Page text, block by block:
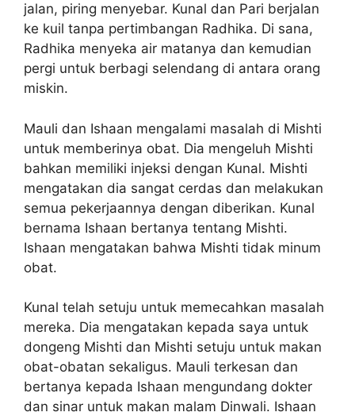
jalan, piring menyebar. Kunal dan Pari berjalan
ke kuil tanpa pertimbangan Radhika. Di sana,
Radhika menyeka air matanya dan kemudian
pergi untuk berbagi selendang di antara orang
miskin.
Mauli dan Ishaan mengalami masalah di Mishti
untuk memberinya obat. Dia mengeluh Mishti
bahkan memiliki injeksi dengan Kunal. Mishti
mengatakan dia sangat cerdas dan melakukan
semua pekerjaannya dengan diberikan. Kunal
bernama Ishaan bertanya tentang Mishti.
Ishaan mengatakan bahwa Mishti tidak minum
obat.
Kunal telah setuju untuk memecahkan masalah
mereka. Dia mengatakan kepada saya untuk
dongeng Mishti dan Mishti setuju untuk makan
obat-obatan sekaligus. Mauli terkesan dan
bertanya kepada Ishaan mengundang dokter
dan sinar untuk makan malam Dinwali. Ishaan